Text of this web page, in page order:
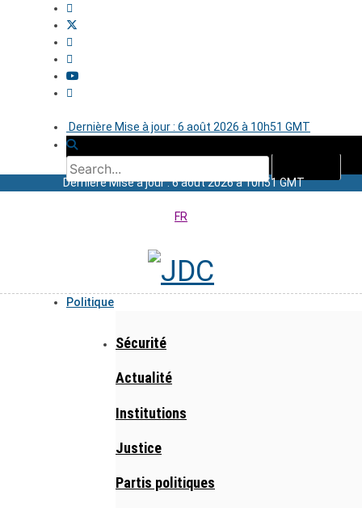
Dernière Mise à jour : 6 août 2026 à 10h51 GMT
Dernière Mise à jour : 6 août 2026 à 10h51 GMT
FR
Politique
Sécurité
Actualité
Institutions
Justice
Partis politiques